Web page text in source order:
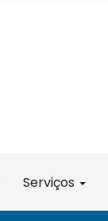
Serviços